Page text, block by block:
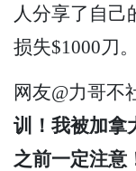
人分享了自
损失$1000刀。
网友@力哥不
训！我被加拿
之前一定注意